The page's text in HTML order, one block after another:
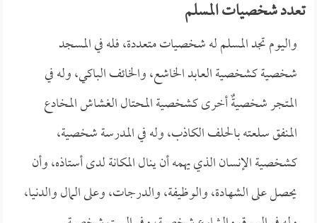
تعدد شخصيات المسلم
واليوم تجد المسلم له شخصيات متعددة، فله في المسجد
شخصية كشخصية العابد الخاشع، والخائف الباكي، وله في
المتجر شخصيةٌ أخرى كشخصية المحتال الغشاش المخادع
المنفق سلعته بالحلف الكاذب، وله في المدرسة شخصية،
كشخصية الإنسان الذي يهمه أن ينال المكانة لدى أستاذه، وأن
يحصل على الشهادة، والوظيفة، والدرجات، وعلى المال والدنيا،